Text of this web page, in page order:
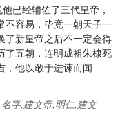
已经辅佐了三代皇帝，
不容易，毕竟一朝天子一
了新皇帝之后不一定会得
了五朝，连明成祖朱棣死
，他以敢于进谏而闻
字,建文帝,明仁,建文